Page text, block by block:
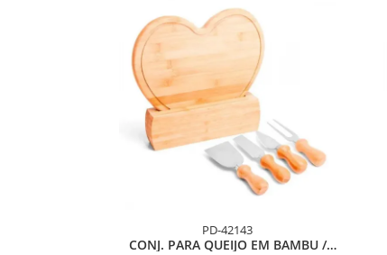
PD-42143
CONJ. PARA QUEIJO EM BAMBU /